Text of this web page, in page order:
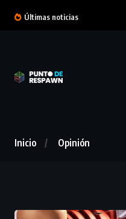
Últimas noticias
Inicio Opinión